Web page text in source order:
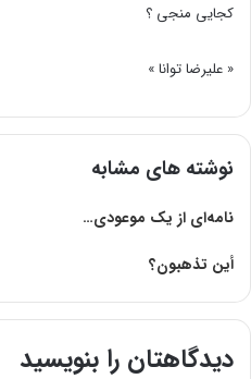
کجایی منجی ؟
« علیرضا توانا »
نوشته های مشابه
نامه‌ای از یک موعودی…
أین‌ تذهبون‌؟
دیدگاهتان را بنویسید